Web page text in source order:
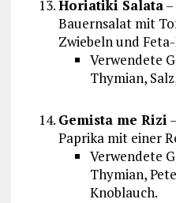
Horiatiki Salata–
Bauernsalat mit
Zwiebeln und Feta-
Verwendete
Thymian,
Gemista me Rizi
Paprika mit einer
Verwendete
Thymian,
Knoblauch.